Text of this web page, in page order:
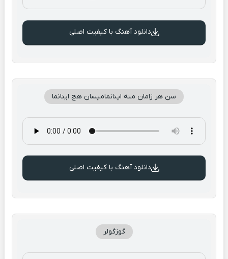
دانلود آهنگ با کیفیت اصلی
سن هر زامان منه اینانمامیسان هچ اینانما
دانلود آهنگ با کیفیت اصلی
گوزگولر